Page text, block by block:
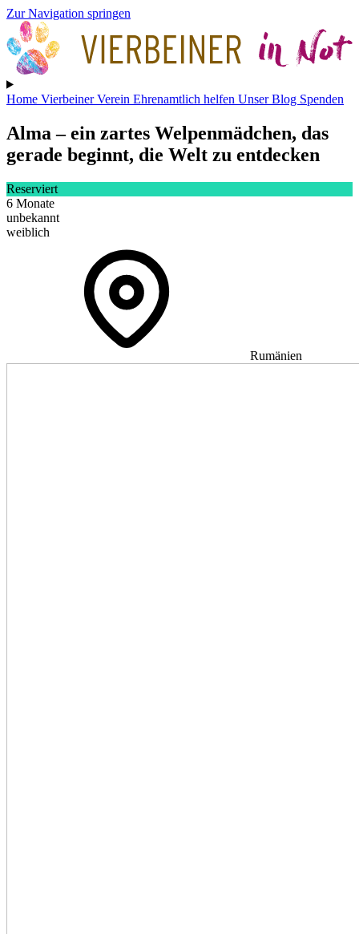
Zur Navigation springen
Home VierbeinerVerein Ehrenamtlich helfen Unser Blog Spenden
Alma– ein zartes Welpenmädchen, das
gerade beginnt, die Welt zu entdecken
Reserviert
6 Monate
unbekannt
weiblich
Rumänien